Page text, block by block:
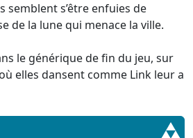
semblent s’être enfuies de
de la lune qui menace la ville.
le générique de fin du jeu, sur
elles dansent comme Link leur a